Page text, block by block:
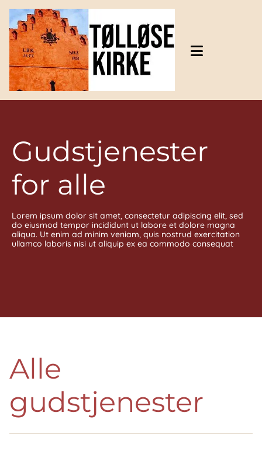
Gå til indhold
Gudstjenester
for alle
Lorem ipsum dolor sit amet, consectetur adipiscing elit, sed
do eiusmod tempor incididunt ut labore et dolore magna
aliqua. Ut enim ad minim veniam, quis nostrud exercitation
ullamco laboris nisi ut aliquip ex ea commodo consequat
Alle
gudstjenester